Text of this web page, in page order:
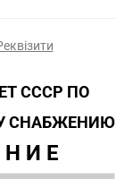
СССР ПО
СНАБЖЕНИЮ
Н И Е